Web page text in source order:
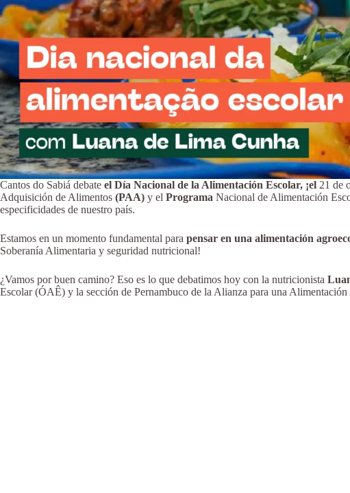
Cantos do Sabiá debate el Día Nacional de la Alimentación Escolar, ¡el 21 de
Adquisición de Alimentos (PAA) y el Programa Nacional de Alimentación
especificidades de nuestro país.
Estamos en un momento fundamental para pensar en una alimentación
Soberanía Alimentaria y seguridad nutricional!
¿Vamos por buen camino? Eso es lo que debatimos hoy con la nutricionista
Escolar (ÓAÊ) y la sección de Pernambuco de la Alianza para una